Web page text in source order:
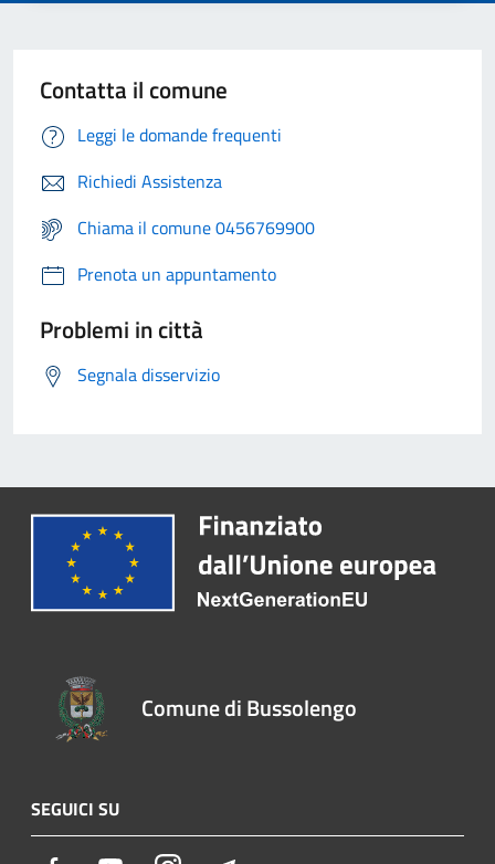
Contatta il comune
Leggi le domande frequenti
Richiedi Assistenza
Chiama il comune 0456769900
Prenota un appuntamento
Problemi in città
Segnala disservizio
Comune di Bussolengo
SEGUICI SU